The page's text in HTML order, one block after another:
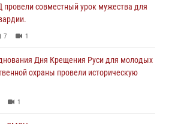
совместный урок мужества для
7 1
Дня Крещения Руси для молодых
охраны провели историческую
1